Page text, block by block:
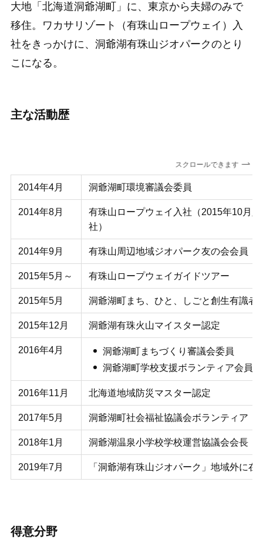
大地「北海道洞爺湖町」に、東京から夫婦のみで
移住。ワカサリゾート（有珠山ロープウェイ）入
社をきっかけに、洞爺湖有珠山ジオパークのとり
こになる。
主な活動歴
スクロールできます
2014年4月 洞爺湖町環境審議会委員
2014年8月
有珠山ロープウェイ入社（2015年10月
社）
2014年9月 有珠山周辺地域ジオパーク友の会会員
2015年5月～ 有珠山ロープウェイガイドツアー
2015年5月 洞爺湖町まち、ひと、しごと創生有識者
2015年12月 洞爺湖有珠火山マイスター認定
2016年4月
洞爺湖町まちづくり審議会委員
洞爺湖町学校支援ボランティア会員
2016年11月 北海道地域防災マスター認定
2017年5月 洞爺湖町社会福祉協議会ボランティア
2018年1月 洞爺湖温泉小学校学校運営協議会会長
2019年7月 「洞爺湖有珠山ジオパーク」地域外に在
得意分野